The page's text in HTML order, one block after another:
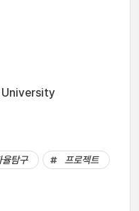
율탐구
프로젝트